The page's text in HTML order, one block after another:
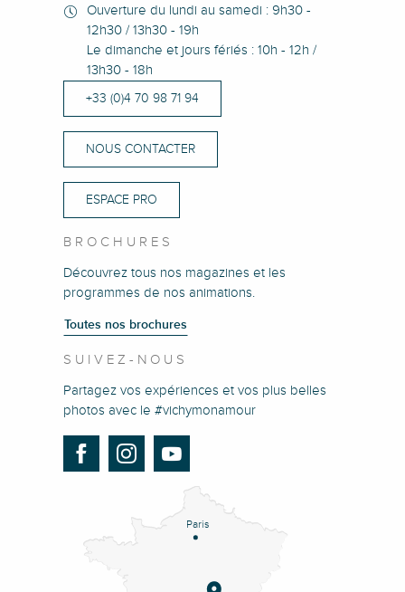
Ouverture du lundi au samedi : 9h30 -
12h30 / 13h30 - 19h
Le dimanche et jours fériés : 10h - 12h /
13h30 - 18h
+33 (0)4 70 98 71 94
NOUS CONTACTER
ESPACE PRO
BROCHURES
Découvrez tous nos magazines et les
programmes de nos animations.
Toutes nos brochures
SUIVEZ-NOUS
Partagez vos expériences et vos plus belles
photos avec le #vichymonamour
Paris